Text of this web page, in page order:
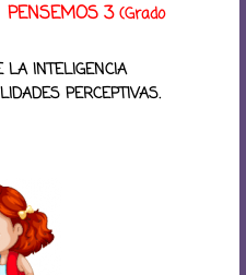
PENSEMOS 3(Grado
LA INTELIGENCIA
PERCEPTIVAS.